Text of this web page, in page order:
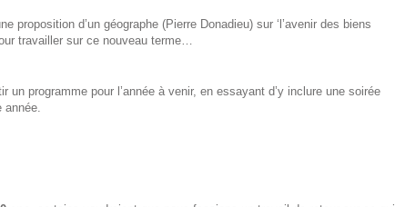
proposition d’un géographe (Pierre Donadieu) sur ‘l’avenir des biens
travailler sur ce nouveau terme…
un programme pour l’année à venir, en essayant d’y inclure une soirée
année.